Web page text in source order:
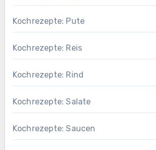
Kochrezepte: Pute
Kochrezepte: Reis
Kochrezepte: Rind
Kochrezepte: Salate
Kochrezepte: Saucen